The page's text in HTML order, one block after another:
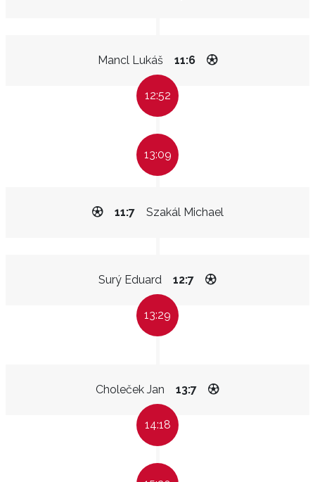
Mancl Lukáš 11:6
12:52
13:09
Szakál Michael
11:7
Surý Eduard 12:7
13:29
Choleček Jan 13:7
14:18